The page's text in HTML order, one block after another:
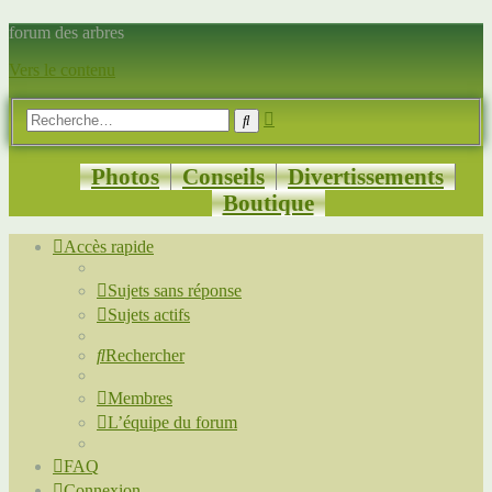
forum des arbres
Vers le contenu
Rechercher
Photos Conseils
Divertissements
Boutique
Accès rapide
Sujets sans réponse
Sujets actifs
Rechercher
Membres
L’équipe du forum
FAQ